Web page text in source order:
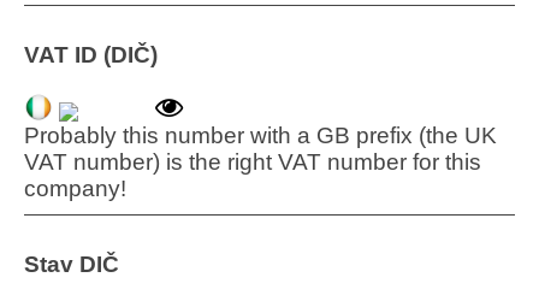
VAT ID (DIČ)
Probably this number with a GB prefix (the UK
VAT number) is the right VAT number for this
company!
Stav DIČ